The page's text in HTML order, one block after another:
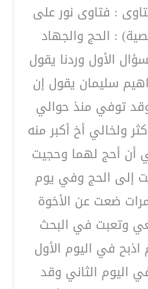
: فتاوى نور على
: الحج والجهاد
الأول وردنا يقول
سليمان يقول إن
توفي منذ حوالي
ولخالي أخ أكبر منه
أن أحج لهما وحجيت
إلى الحج وفي يوم
ضعت عن الأخوة
وتعبت في البحث
في اليوم الأول
اليوم الثاني وقد